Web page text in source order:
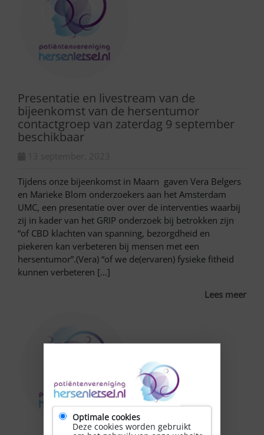
Presentatie en livestream van de
bijeenkomst van de hersentumor
contactgroep van zaterdag 9 september
beschikbaar
Tijdens onze bijeenkomst in Maarn gaven Vera Belgers
en Marieke Blom onderzoekers aan het Amsterdam
UMC, een presentatie over over de interventies waarbij
zij in kader van het GRIP onderzoek bij betrokken zijn
“of CBD klachten van spanning, bezorgdheid en
piekeren kan verbeteren bij mensen met een
hersentumor”.(Vera) “of we de(ervaren) fysieke fitheid
kunnen verbeteren […]
Lees meer
Optimale cookies
Deze cookies worden gebruikt